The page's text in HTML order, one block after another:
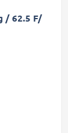
/ 62.5 F/